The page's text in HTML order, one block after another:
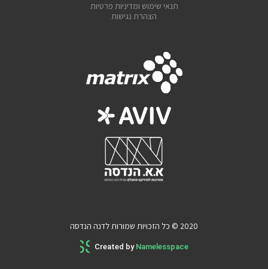
תנאי שימוש ומדיניות פרטיות
הצהרת נגישות
2020 © כל הזכויות שמורות לדנה הנדסה
Created by Namelesspace